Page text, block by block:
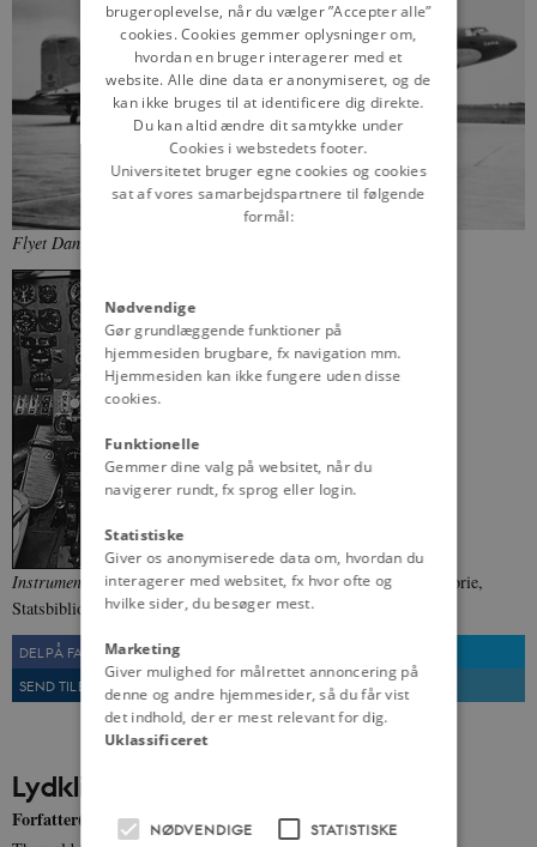
Flyet Dania set fra siden.
Instrumentbræt og kabinen på et Condorfly . Fra: Dansk Lydhistorie,
Statsbiblioteket
DEL PÅ FACEBOOK
SEND TIL EN VEN
UDSKRIV
Lydklip
Forfatter(e)
brugeroplevelse, når du vælger ”Accepter alle”
cookies. Cookies gemmer oplysninger om,
hvordan en bruger interagerer med et
website. Alle dine data er anonymiseret, og de
kan ikke bruges til at identificere dig direkte.
Du kan altid ændre dit samtykke under
Cookies i webstedets footer.
Universitetet bruger egne cookies og cookies
sat af vores samarbejdspartnere til følgende
formål:
Nødvendige
Gør grundlæggende funktioner på
hjemmesiden brugbare, fx navigation mm.
Hjemmesiden kan ikke fungere uden disse
cookies.
Funktionelle
Gemmer dine valg på websitet, når du
navigerer rundt, fx sprog eller login.
Statistiske
Giver os anonymiserede data om, hvordan du
interagerer med websitet, fx hvor ofte og
hvilke sider, du besøger mest.
Marketing
Giver mulighed for målrettet annoncering på
denne og andre hjemmesider, så du får vist
det indhold, der er mest relevant for dig.
Uklassificeret
NØDVENDIGE STATISTISKE